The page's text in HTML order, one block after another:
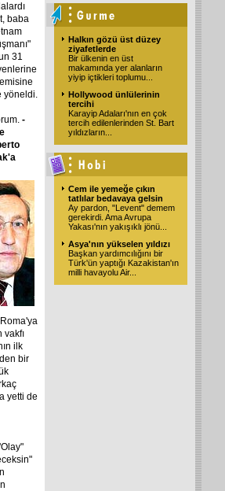
baba
31
yöneldi.
-
vakfı
ilk
bir
yetti de
Halkın gözü üst düzey
ziyafetlerde
Bir ülkenin en üst
makamında yer alanların
yiyip içtikleri toplumu
Hollywood ünlülerinin
tercihi
Karayip Adaları'nın en çok
tercih edilenlerinden St. Bart
yıldızların
Cem ile yemeğe çıkın
tatlılar bedavaya gelsin
Ay pardon, "Levent" demem
gerekirdi. Ama Avrupa
Yakası'nın yakışıklı jönü
Asya'nın yükselen yıldızı
Başkan yardımcılığını bir
Türk'ün yaptığı Kazakistan'ın
milli havayolu Air...